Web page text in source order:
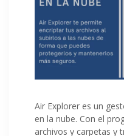
Air Explorer es un
en la nube. Con el
archivos y carpetas y